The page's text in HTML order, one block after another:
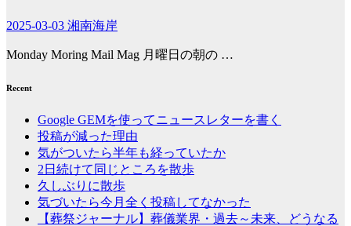
2025-03-03 湘南海岸
Monday Moring Mail Mag 月曜日の朝の …
Recent
Google GEMを使ってニュースレターを書く
投稿が減った理由
気がついたら半年も経っていたか
2日続けて同じところを散歩
久しぶりに散歩
気づいたら今月全く投稿してなかった
【葬祭ジャーナル】葬儀業界・過去～未来、どうなる